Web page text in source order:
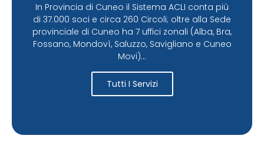
In Provincia di Cuneo il Sistema ACLI conta più
di 37.000 soci e circa 260 Circoli; oltre alla Sede
provinciale di Cuneo ha 7 uffici zonali (Alba, Bra,
Fossano, Mondovì, Saluzzo, Savigliano e Cuneo
Movi)...
Tutti I Servizi